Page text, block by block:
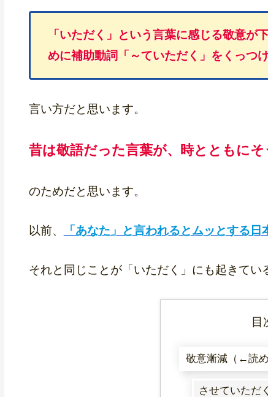
「いただく」という言葉に感じる敬意
めに補助動詞「～ていただく」をくっつ
言い方だと思います。
昔は敬語だった言葉が、時とともに
のためだと思います。
以前、 「あなた」と言われるとムッとする
それと同じことが「いただく」にも起きてい
目
敬意漸減（←読
させていただく